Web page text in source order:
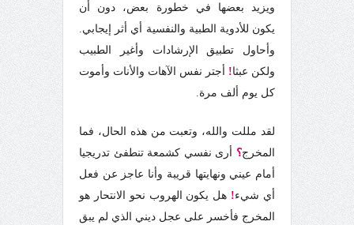
ويزيد بعضها في خطورة بعض، دون أن
يكون للأدوية الطبية والنفسية أي أثر إيجابي.
وأحاول تطبيق الإرشادات وأغير الطبيب
ولكن عبثا! أجتر نفس الآهات والأنات وأموت
كل يوم ألف مرة.
لقد مللت والله، وتعبت من هذه الحال، فما
المخرج؟
أرى نفسي كشمعة تنطفئ تدريجيا
أمام عيني ونهايتها قريبة وأنا عاجز عن فعل
أي شيء! هل يكون الهروب نحو الانتحار هو
المخرج فأخسر على عجل ديني الذي لم يبق